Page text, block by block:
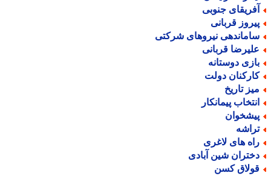
جنوبی
قربانی
نیروهای شرکتی
قربانی
دوستانه
دولت
تاریخ
پیمانکار
های لاغری
شین آبادی
کسن